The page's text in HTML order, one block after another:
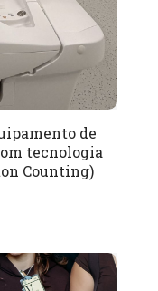
de
tecnologia
Counting)